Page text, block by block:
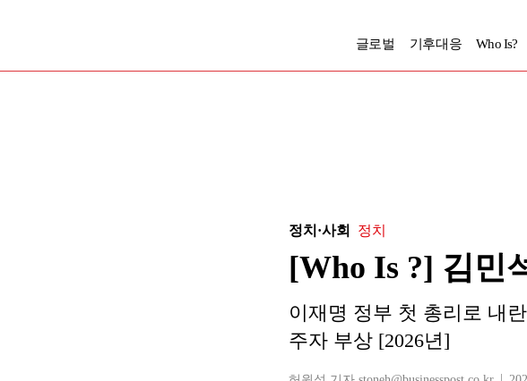
글로벌 기후대응 Who Is?
정치·사회 정치
[Who Is ?] 김민
이재명 정부 첫 총리로 내
주자 부상 [2026년]